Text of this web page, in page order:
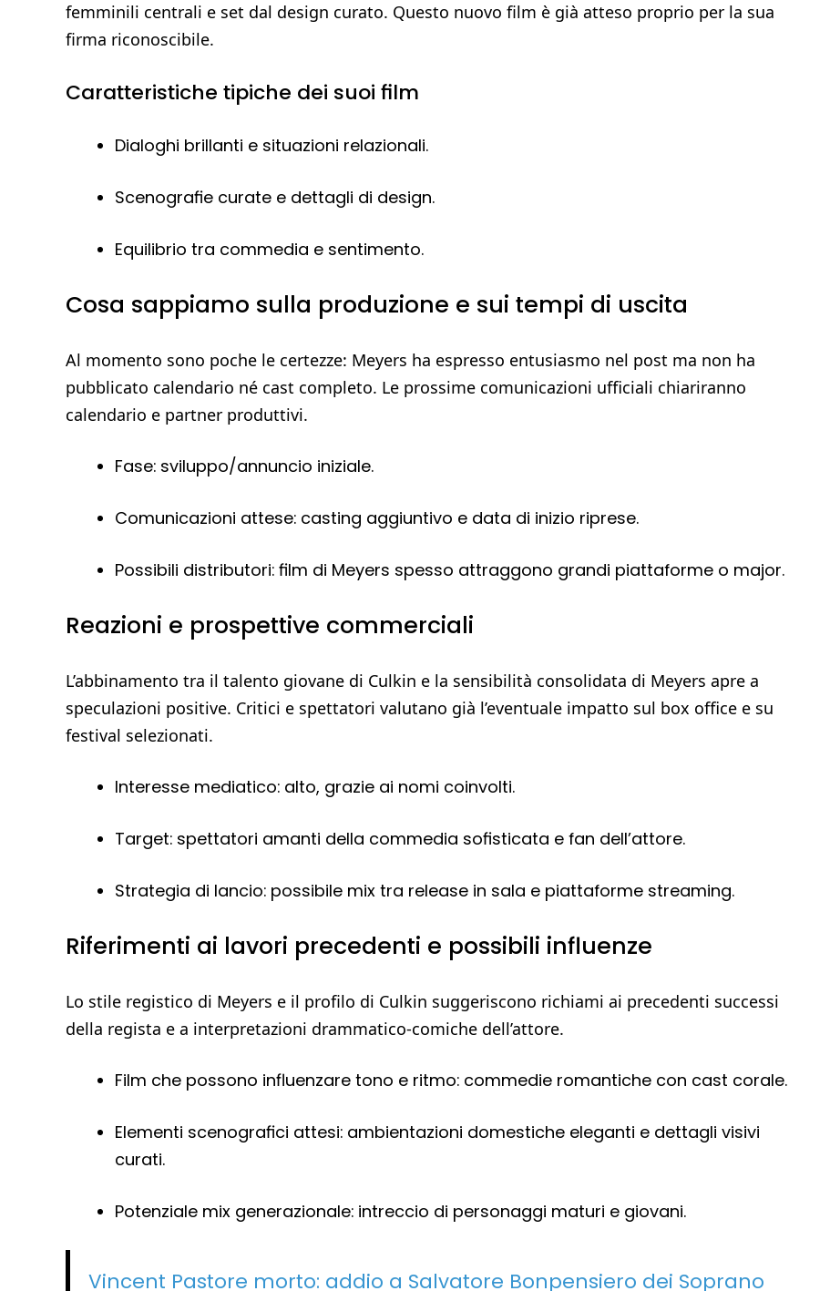
femminili centrali e set dal design curato. Questo nuovo film è già atteso proprio per la sua
firma riconoscibile.
Caratteristiche tipiche dei suoi film
Dialoghi brillanti e situazioni relazionali.
Scenografie curate e dettagli di design.
Equilibrio tra commedia e sentimento.
Cosa sappiamo sulla produzione e sui tempi di uscita
Al momento sono poche le certezze: Meyers ha espresso entusiasmo nel post ma non ha
pubblicato calendario né cast completo. Le prossime comunicazioni ufficiali chiariranno
calendario e partner produttivi.
Fase: sviluppo/annuncio iniziale.
Comunicazioni attese: casting aggiuntivo e data di inizio riprese.
Possibili distributori: film di Meyers spesso attraggono grandi piattaforme o major.
Reazioni e prospettive commerciali
L’abbinamento tra il talento giovane di Culkin e la sensibilità consolidata di Meyers apre a
speculazioni positive. Critici e spettatori valutano già l’eventuale impatto sul box office e su
festival selezionati.
Interesse mediatico: alto, grazie ai nomi coinvolti.
Target: spettatori amanti della commedia sofisticata e fan dell’attore.
Strategia di lancio: possibile mix tra release in sala e piattaforme streaming.
Riferimenti ai lavori precedenti e possibili influenze
Lo stile registico di Meyers e il profilo di Culkin suggeriscono richiami ai precedenti successi
della regista e a interpretazioni drammatico-comiche dell’attore.
Film che possono influenzare tono e ritmo: commedie romantiche con cast corale.
Elementi scenografici attesi: ambientazioni domestiche eleganti e dettagli visivi
curati.
Potenziale mix generazionale: intreccio di personaggi maturi e giovani.
Vincent Pastore morto: addio a Salvatore Bonpensiero dei Soprano